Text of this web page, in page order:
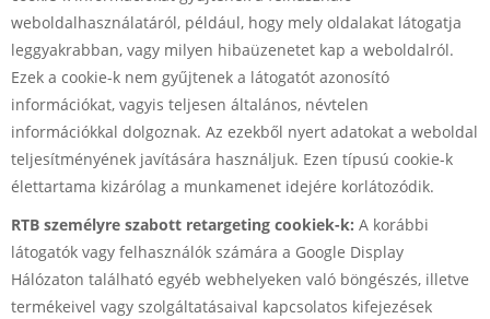
weboldalhasználatáról, például, hogy mely oldalakat látogatja
leggyakrabban, vagy milyen hibaüzenetet kap a weboldalról.
Ezek a cookie-k nem gyűjtenek a látogatót azonosító
információkat, vagyis teljesen általános, névtelen
információkkal dolgoznak. Az ezekből nyert adatokat a weboldal
teljesítményének javítására használjuk. Ezen típusú cookie-k
élettartama kizárólag a munkamenet idejére korlátozódik.
RTB személyre szabott retargeting cookiek-k: A korábbi
látogatók vagy felhasználók számára a Google Display
Hálózaton található egyéb webhelyeken való böngészés, illetve
termékeivel vagy szolgáltatásaival kapcsolatos kifejezések